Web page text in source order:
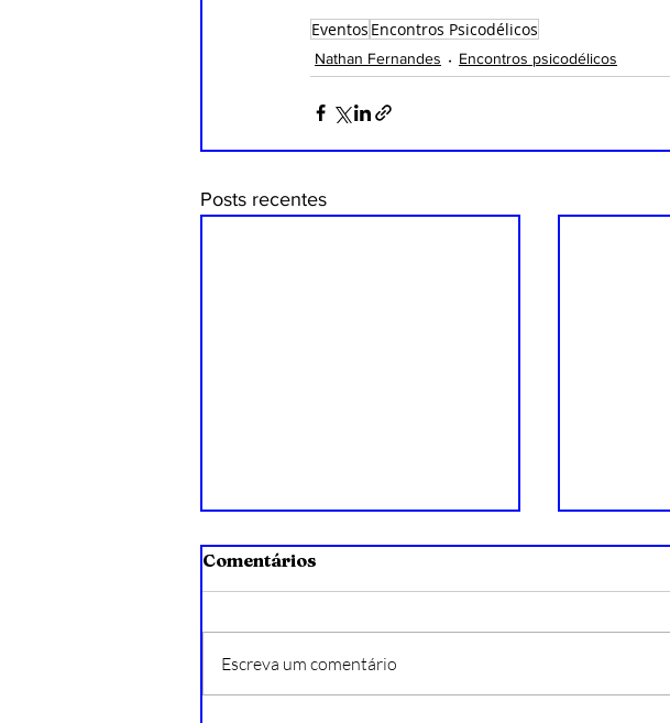
Eventos Encontros Psicodélicos
Nathan Fernandes Encontros psicodélicos
Posts recentes
Comentários
Escreva um comentário